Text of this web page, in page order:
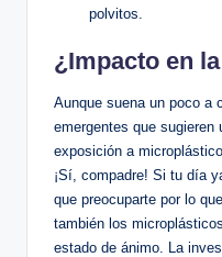
polvitos.
¿Impacto en
Aunque suena un poco a
emergentes que sugieren
exposición a
¡Sí, compadre! Si tu día
que preocuparte por lo
también los
estado de ánimo. La